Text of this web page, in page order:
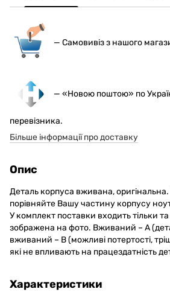
— Самовивіз з нашого
— «Новою поштою» по
перевізника.
Більше інформації про доставку
Опис
Деталь корпуса вживана,
порівняйте Вашу частину корпусу
У комплект поставки входить тільки
зображена на фото. Вживаний – А
вживаний – В (можливі потертості,
які не впливають на працездатність
Характеристики